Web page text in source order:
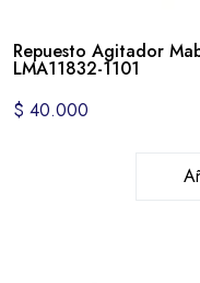
Repuesto Agitador
LMA11832-1101
$ 40.000